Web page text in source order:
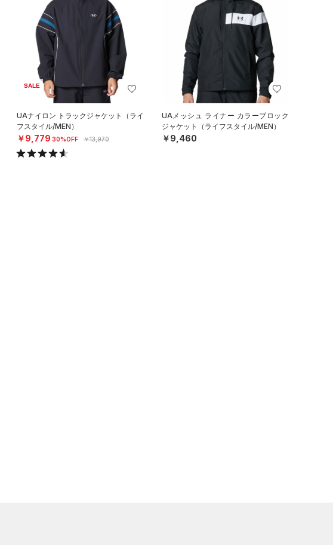
SALE
UAナイロン トラックジャケット（ライ
フスタイル/MEN）
￥9,779 30%OFF ￥13,970
UAメッシュ ライナー カラーブロック
ジャケット（ライフスタイル/MEN）
￥9,460